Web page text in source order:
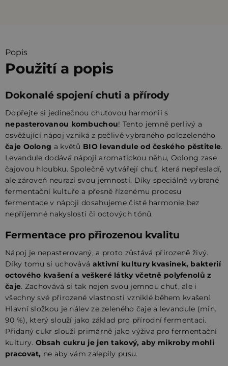
Popis
Použití a popis
Dokonalé spojení chuti a přírody
Dopřejte si jedinečnou chuťovou harmonii s
nepasterovanou kombuchou! Tento jemně perlivý a
osvěžující nápoj vzniká z pečlivě vybraného polozeleného
čaje Oolong a květů BIO levandule od českého pěstitele.
Levandule dodává nápoji aromatickou něhu, Oolong zase
čajovou hloubku. Společně vytvářejí chuť, která nepřesladí,
ale zároveň neurazí svou jemností. Díky speciálně vybrané
fermentační kultuře a přesně řízenému procesu
fermentace v nápoji dosahujeme čisté harmonie bez
nepříjemné nakyslosti či octových tónů.
Fermentace pro přirozenou kvalitu
Nápoj je nepasterovaný, a proto zůstává přirozeně živý.
Díky tomu si uchovává aktivní kultury kvasinek, bakterií
octového kvašení a veškeré látky včetně polyfenolů z
čaje. Zachovává si tak nejen svou jemnou chuť, ale i
všechny své přirozené vlastnosti vzniklé během kvašení.
Hlavní složkou je nálev ze zeleného čaje a levandule (min.
90 %), který slouží jako základ pro přírodní fermentaci.
Přidaný cukr slouží primárně jako výživa pro fermentační
kultury. Obsah cukru je jen takový, aby mikroby mohli
pracovat, ne aby vám zalepily pusu.